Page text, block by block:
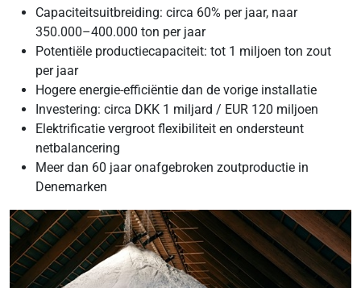
Capaciteitsuitbreiding: circa 60% per jaar, naar
350.000–400.000 ton per jaar
Potentiële productiecapaciteit: tot 1 miljoen ton zout
per jaar
Hogere energie-efficiëntie dan de vorige installatie
Investering: circa DKK 1 miljard / EUR 120 miljoen
Elektrificatie vergroot flexibiliteit en ondersteunt
netbalancering
Meer dan 60 jaar onafgebroken zoutproductie in
Denemarken